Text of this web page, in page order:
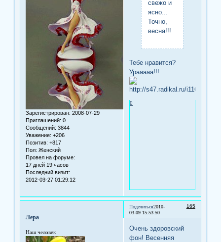
Зарегистрирован: 2008-07-29
Приглашений: 0
Сообщений: 3844
Уважение: +206
Позитив: +817
Пол: Женский
Провел на форуме:
17 дней 19 часов
Последний визит:
2012-03-27 01:29:12
свежо и
ясно...
Точно,
весна!!!
Тебе нравится?
Урааааа!!!
0
Поделиться 165
2010-
03-09 15:53:50
Лера
Наш человек
Очень здоровский
фон! Весенняя